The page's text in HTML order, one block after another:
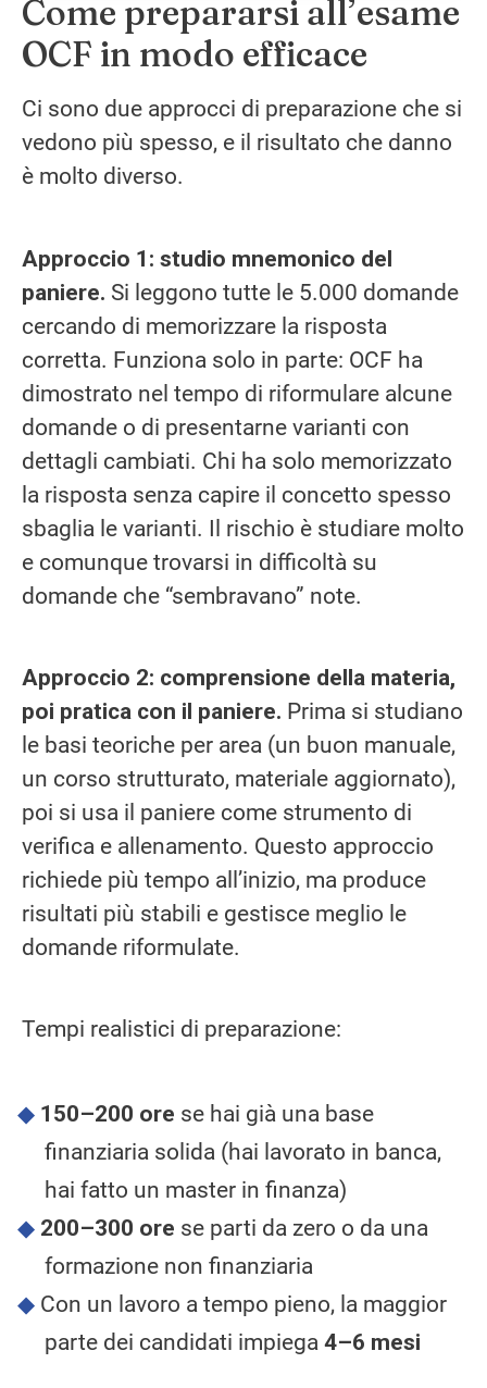
Come prepararsi all’esame
OCF in modo efficace
Ci sono due approcci di preparazione che si
vedono più spesso, e il risultato che danno
è molto diverso.
Approccio 1: studio mnemonico del
paniere. Si leggono tutte le 5.000 domande
cercando di memorizzare la risposta
corretta. Funziona solo in parte: OCF ha
dimostrato nel tempo di riformulare alcune
domande o di presentarne varianti con
dettagli cambiati. Chi ha solo memorizzato
la risposta senza capire il concetto spesso
sbaglia le varianti. Il rischio è studiare molto
e comunque trovarsi in difficoltà su
domande che “sembravano” note.
Approccio 2: comprensione della materia,
poi pratica con il paniere. Prima si studiano
le basi teoriche per area (un buon manuale,
un corso strutturato, materiale aggiornato),
poi si usa il paniere come strumento di
verifica e allenamento. Questo approccio
richiede più tempo all’inizio, ma produce
risultati più stabili e gestisce meglio le
domande riformulate.
Tempi realistici di preparazione:
150–200 ore se hai già una base
finanziaria solida (hai lavorato in banca,
hai fatto un master in finanza)
200–300 ore se parti da zero o da una
formazione non finanziaria
Con un lavoro a tempo pieno, la maggior
parte dei candidati impiega 4–6 mesi